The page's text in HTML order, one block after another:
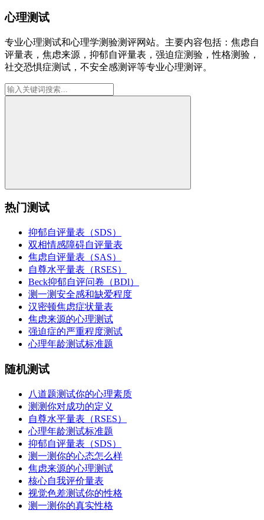
心理测试
专业心理测试和心理学测验测评网站。主要内容包括：焦虑自
评量表，焦虑来源，抑郁自评量表，强迫症测验，性格测验，
社交恐惧症测试，不安全感测评等专业心理测评。
热门测试
抑郁自评量表（SDS）
双相情感障碍自评量表
焦虑自评量表（SAS）
自尊水平量表（RSES）
Beck抑郁自评问卷（BDl）
测一测安全感和缺爱程度
汉密顿焦虑症状量表
焦虑来源的心理测试
强迫症的严重程度测试
心理年龄测试标准题
随机测试
八道题测试你的心理素质
测测你对成功的定义
自尊水平量表（RSES）
心理年龄测试标准题
抑郁自评量表（SDS）
测一测你的心态怎么样
焦虑来源的心理测试
核心自我评价量表
视觉色差测试你的性格
测一测你的真实性格